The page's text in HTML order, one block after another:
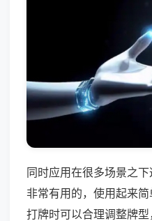
同时应用在很多场景之
非常有用的，使用起来
打牌时可以合理调整牌